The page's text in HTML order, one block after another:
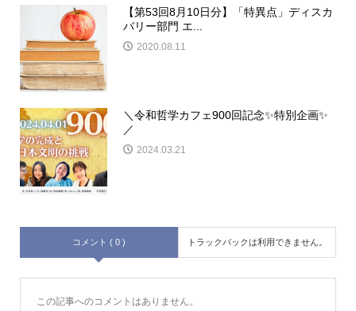
【第53回8月10日分】「特異点」ディスカ
バリー部門 エ...
2020.08.11
＼令和哲学カフェ900回記念✨特別企画✨
／
2024.03.21
コメント ( 0 ) トラックバックは利用できません。
この記事へのコメントはありません。